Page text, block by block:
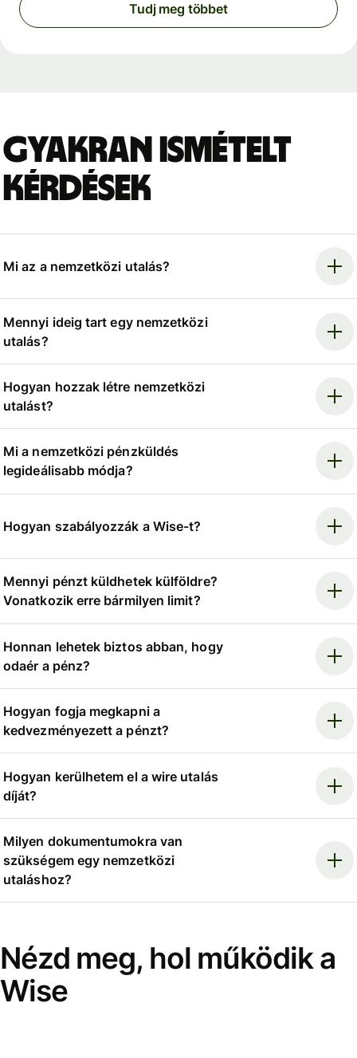
Tudj meg többet
Gyakran ismételt
kérdések
Mi az a nemzetközi utalás?
Mennyi ideig tart egy nemzetközi
utalás?
Hogyan hozzak létre nemzetközi
utalást?
Mi a nemzetközi pénzküldés
legideálisabb módja?
Hogyan szabályozzák a Wise-t?
Mennyi pénzt küldhetek külföldre?
Vonatkozik erre bármilyen limit?
Honnan lehetek biztos abban, hogy
odaér a pénz?
Hogyan fogja megkapni a
kedvezményezett a pénzt?
Hogyan kerülhetem el a wire utalás
díját?
Milyen dokumentumokra van
szükségem egy nemzetközi
utaláshoz?
Nézd meg, hol működik a
Wise